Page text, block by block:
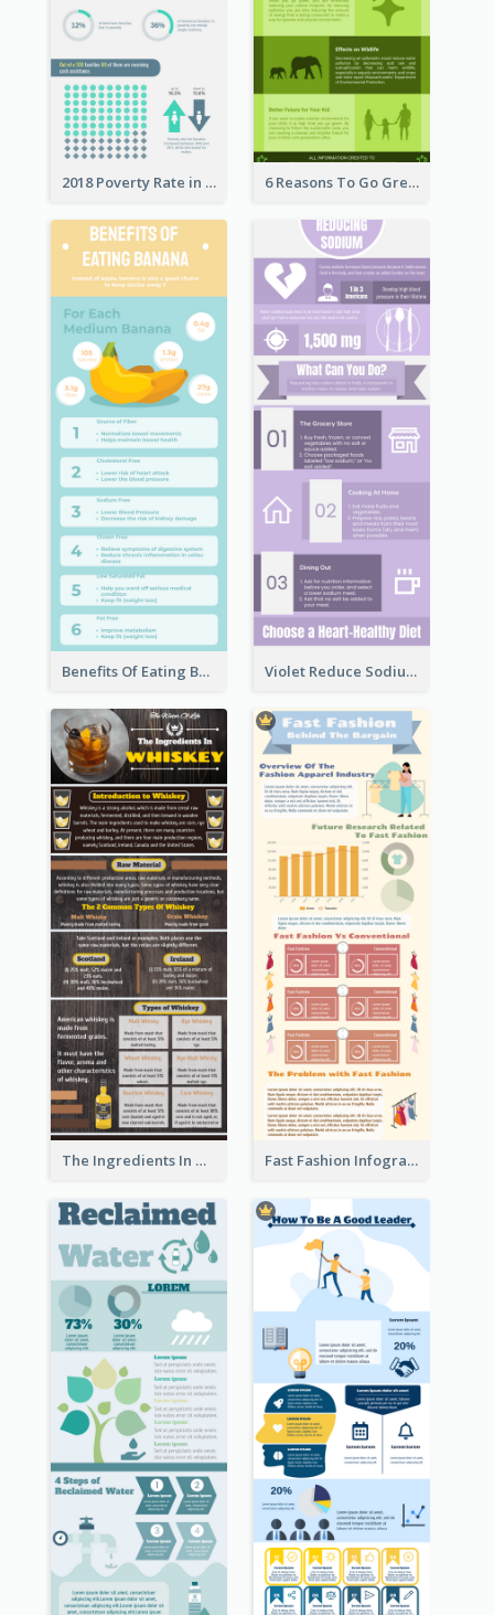
2018 Poverty Rate in the United States Infographic 6 Reasons To Go Green
Benefits Of Eating Banana Infographic Violet Reduce Sodium Infographic Idea Design
The Ingredients In Whiskey Infographic Fast Fashion Infographic